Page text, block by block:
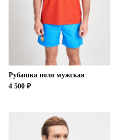
Рубашка поло мужская
4 500 ₽